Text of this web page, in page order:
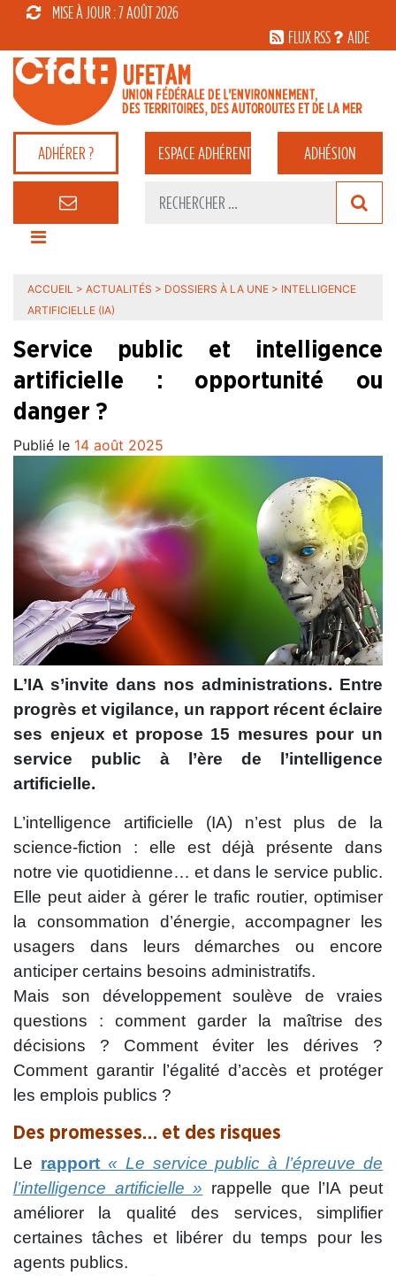
MISE À JOUR : 7 AOÛT 2026
FLUX RSS
AIDE
ADHÉRER ? ESPACEADHÉRENT ADHÉSION
ACCUEIL > ACTUALITÉS > DOSSIERS À LA UNE > INTELLIGENCE
ARTIFICIELLE (IA)
Service public et intelligence
artificielle : opportunité ou
danger ?
Publié le 14 août 2025
L’IA s’invite dans nos administrations. Entre
progrès et vigilance, un rapport récent éclaire
ses enjeux et propose 15 mesures pour un
service public à l’ère de l’intelligence
artificielle.
L’intelligence artificielle (IA) n’est plus de la
science-fiction : elle est déjà présente dans
notre vie quotidienne… et dans le service public.
Elle peut aider à gérer le trafic routier, optimiser
la consommation d’énergie, accompagner les
usagers dans leurs démarches ou encore
anticiper certains besoins administratifs.
Mais son développement soulève de vraies
questions : comment garder la maîtrise des
décisions ? Comment éviter les dérives ?
Comment garantir l’égalité d’accès et protéger
les emplois publics ?
Des promesses… et des risques
Le rapport « Le service public à l’épreuve de
l’intelligence artificielle » rappelle que l’IA peut
améliorer la qualité des services, simplifier
certaines tâches et libérer du temps pour les
agents publics.